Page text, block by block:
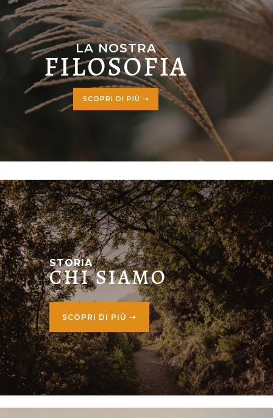
LA NOSTRA
FILOSOFIA
SCOPRI DI PIÙ
STORIA
CHI SIAMO
SCOPRI DI PIÙ